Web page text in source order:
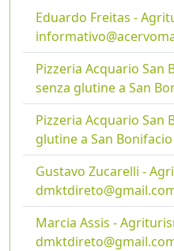
Eduardo Freitas -
Pizzeria Acquario San
senza glutine a San
Pizzeria Acquario San
glutine a San Bonifacio
Gustavo Zucarelli -
Marcia Assis -